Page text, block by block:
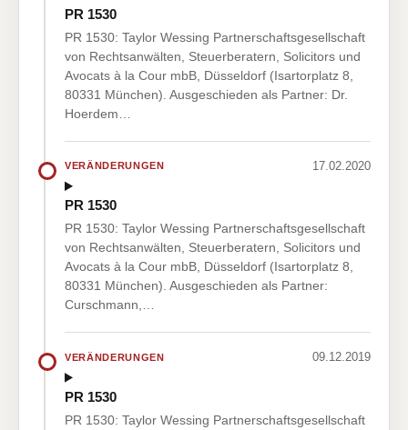
PR 1530
PR 1530: Taylor Wessing Partnerschaftsgesellschaft
von Rechtsanwälten, Steuerberatern, Solicitors und
Avocats à la Cour mbB, Düsseldorf (Isartorplatz 8,
80331 München). Ausgeschieden als Partner: Dr.
Hoerdem…
VERÄNDERUNGEN 17.02.2020
PR 1530
PR 1530: Taylor Wessing Partnerschaftsgesellschaft
von Rechtsanwälten, Steuerberatern, Solicitors und
Avocats à la Cour mbB, Düsseldorf (Isartorplatz 8,
80331 München). Ausgeschieden als Partner:
Curschmann,…
VERÄNDERUNGEN 09.12.2019
PR 1530
PR 1530: Taylor Wessing Partnerschaftsgesellschaft